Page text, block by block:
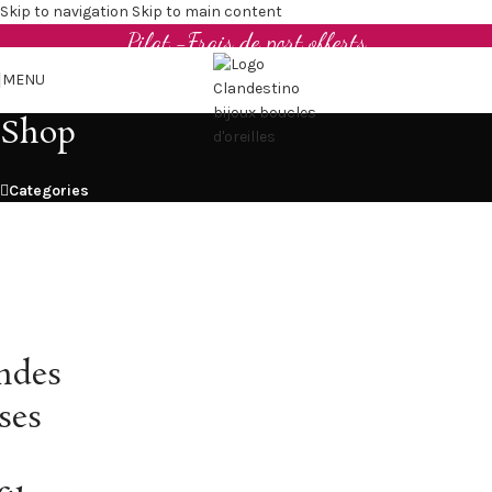
Skip to navigation Skip to main content
Boucles d'oreilles et bijoux en cuir upcyclé - Made in
Pilat -Frais de port offerts
MENU
Shop
Categories